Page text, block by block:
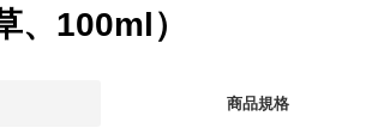
、100ml）
商品規格